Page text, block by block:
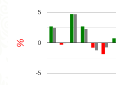
-5
0
5
%